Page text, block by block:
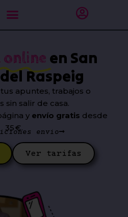
online en San
Raspeig
apuntes, trabajos o
sin salir de casa.
y envío gratis desde
35 €.
envío
Ver tarifas